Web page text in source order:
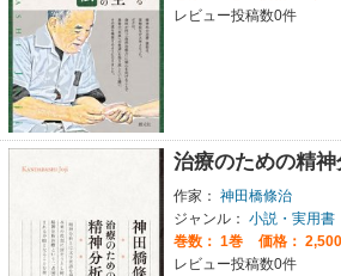
レビュー投稿数0件
治療のための精神
作家： 神田橋條治
ジャンル： 小説・実用書
巻数： 1巻
価格：
レビュー投稿数0件